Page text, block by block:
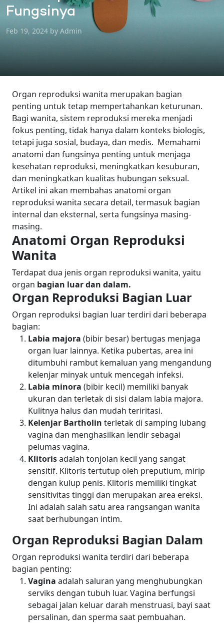
Fungsinya
Feb 19, 2024 by Admin
Organ reproduksi wanita merupakan bagian
penting untuk tetap mempertahankan keturunan.
Bagi wanita, sistem reproduksi mereka menjadi
fokus penting, tidak hanya dalam konteks biologis,
tetapi juga sosial, budaya, dan medis. Memahami
anatomi dan fungsinya penting untuk menjaga
kesehatan reproduksi, meningkatkan kesuburan,
dan meningkatkan kualitas hubungan seksual.
Artikel ini akan membahas anatomi organ
reproduksi wanita secara detail, termasuk bagian
internal dan eksternal, serta fungsinya masing-
masing.
Anatomi Organ Reproduksi
Wanita
Terdapat dua jenis organ reproduksi wanita, yaitu
organ bagian luar dan dalam.
Organ Reproduksi Bagian Luar
Organ reproduksi bagian luar terdiri dari beberapa
bagian:
Labia majora (bibir besar) bertugas menjaga
organ luar lainnya. Ketika pubertas, area ini
ditumbuhi rambut kemaluan yang mengandung
kelenjar minyak untuk mencegah infeksi.
Labia minora (bibir kecil) memiliki banyak
ukuran dan terletak di sisi dalam labia majora.
Kulitnya halus dan mudah teriritasi.
Kelenjar Bartholin terletak di samping lubang
vagina dan menghasilkan lendir sebagai
pelumas vagina.
Klitorisadalah tonjolan kecil yang sangat
sensitif. Klitoris tertutup oleh preputium, mirip
dengan kulup penis. Klitoris memiliki tingkat
sensitivitas tinggi dan merupakan area ereksi.
Ini adalah salah satu area rangsangan wanita
saat berhubungan intim.
Organ Reproduksi Bagian Dalam
Organ reproduksi wanita terdiri dari beberapa
bagian penting:
Vagina adalah saluran yang menghubungkan
serviks dengan tubuh luar. Vagina berfungsi
sebagai jalan keluar darah menstruasi, bayi saat
persalinan, dan sperma saat pembuahan.